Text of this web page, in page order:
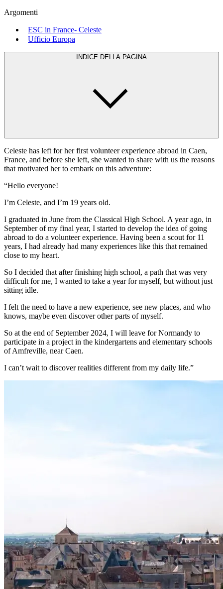
Argomenti
ESC in France- Celeste
Ufficio Europa
INDICE DELLA PAGINA
Celeste has left for her first volunteer experience abroad in Caen,
France, and before she left, she wanted to share with us the reasons
that motivated her to embark on this adventure:
“Hello everyone!
I’m Celeste, and I’m 19 years old.
I graduated in June from the Classical High School. A year ago, in
September of my final year, I started to develop the idea of going
abroad to do a volunteer experience. Having been a scout for 11
years, I had already had many experiences like this that remained
close to my heart.
So I decided that after finishing high school, a path that was very
difficult for me, I wanted to take a year for myself, but without just
sitting idle.
I felt the need to have a new experience, see new places, and who
knows, maybe even discover other parts of myself.
So at the end of September 2024, I will leave for Normandy to
participate in a project in the kindergartens and elementary schools
of Amfreville, near Caen.
I can’t wait to discover realities different from my daily life.”